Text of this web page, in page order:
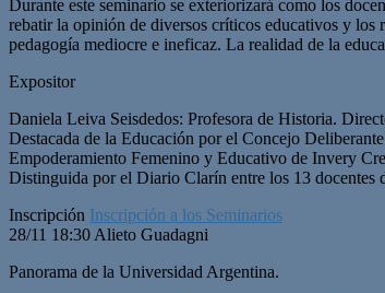
Durante este seminario se exteriorizará como los
rebatir la opinión de diversos críticos educativos y los
pedagogía mediocre e ineficaz. La realidad de la
Expositor
Daniela Leiva Seisdedos: Profesora de Historia.
Destacada de la Educación por el Concejo
Empoderamiento Femenino y Educativo de Invery
Distinguida por el Diario Clarín entre los 13 docentes
Inscripción Inscripción a los Seminarios
28/11 18:30 Alieto Guadagni
Panorama de la Universidad Argentina.